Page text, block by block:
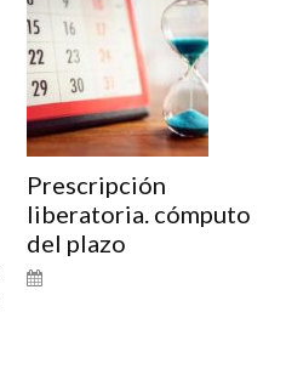
Prescripción
liberatoria. cómputo
del plazo